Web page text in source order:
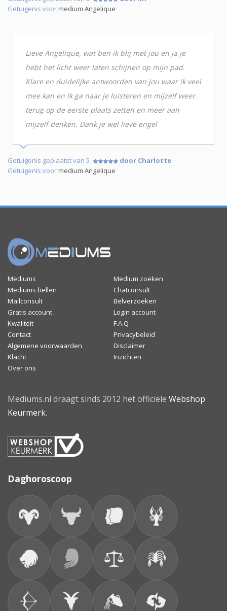
Getuigenis voormedium Angelique
Lieve Angelique, wat ben ik blij met jou en ja je
hebt het licht weer laten schijnen op mijn pad.
Klare en duidelijke antwoorden van jou waar ik veel
mee kan en ik ga naar je luisteren en mijzelf weer
terug op de eerste plaats zetten en meer aan
mijzelf denken. Dank je wel lieve engel
Getuigenis geplaatst van 5
door Charlotte
Getuigenis voormedium Angelique
Mediums
Medium zoeken
Mediums bellen
Chatconsult
Mailconsult
Belverzoeken
Gratis account
Login account
Kwaliteit
F.A.Q
Contact
Privacybeleid
Algemene voorwaarden
Disclaimer
Klacht
Inzichten
Over ons
Mediums.nl draagt sinds 2012 het officiële Webshop
Keurmerk.
Daghoroscoop